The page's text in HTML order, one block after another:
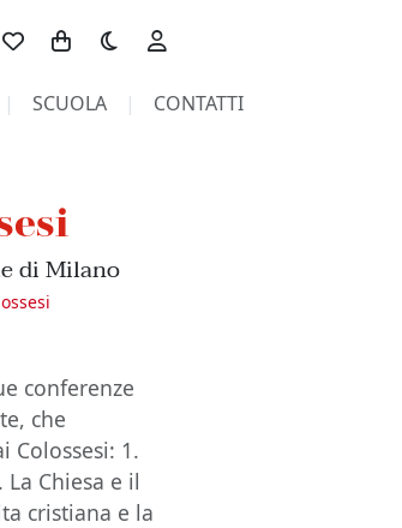
Toggle theme
SCUOLA CONTATTI
di Milano
conferenze
che
Colossesi: 1.
Chiesa e il
cristiana e la